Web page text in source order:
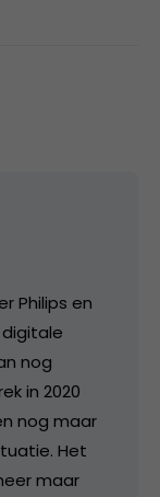
Philips en
nog
in 2020
nog maar
Het
maar